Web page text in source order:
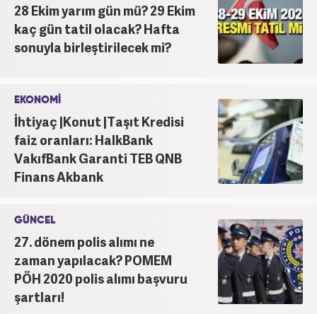
28 Ekim yarım gün mü? 29 Ekim
kaç gün tatil olacak? Hafta
sonuyla birleştirilecek mi?
EKONOMİ
İhtiyaç |Konut |Taşıt Kredisi
faiz oranları: HalkBank
VakıfBank Garanti TEB QNB
Finans Akbank
GÜNCEL
27. dönem polis alımı ne
zaman yapılacak? POMEM
PÖH 2020 polis alımı başvuru
şartları!